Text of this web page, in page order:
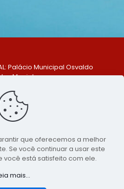
Palácio Municipal Osvaldo
Maciel
Una - PE. CEP: 553370-128
(81) 99548-1569
de Comunicação da
Bento do Una - PE
pela agência de
que oferecemos a melhor
Se você continuar a usar este
você está satisfeito com ele.
mais...